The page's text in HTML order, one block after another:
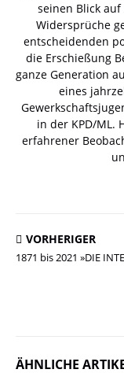
seinen Blick
Widersprüche
entscheidenden
die Erschießung
ganze Generation
eines
in der KPD/ML.
erfahrener
VORHERIGER
1871 bis 2021 »DIE
ÄHNLICHE